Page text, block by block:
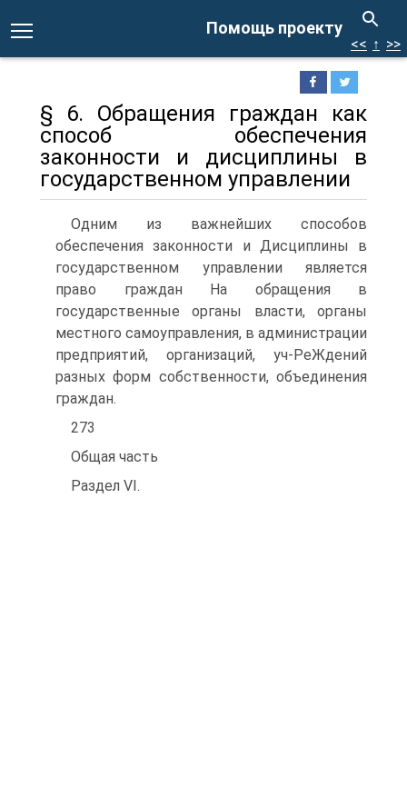
Помощь проекту
<< ↑ >>
§ 6. Обращения граждан как
способ обеспечения
законности и дисциплины в
государственном управлении
Одним из важнейших способов
обеспечения законности и Дисциплины в
государственном управлении является
право граждан На обращения в
государственные органы власти, органы
местного самоуправления, в администрации
предприятий, организаций, уч-РеЖдений
разных форм собственности, объединения
граждан.
273
Общая часть
Раздел VI.